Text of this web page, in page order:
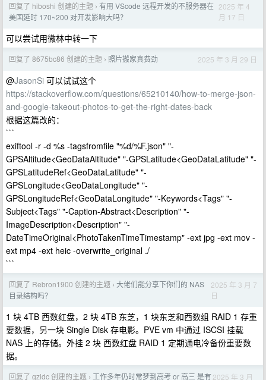
回复了 hiboshi 创建的主题 › 有用 VScode 远程开发的不服务器在
美国延时 170~200 对开发影响大吗？
2025 年 4
月 17 日
可以尝试用微林中转一下
回复了 8675bc86 创建的主题 › 照片搬家真费劲 2025 年 3 月 29 日
@JasonSi 可以试试这个
https://stackoverflow.com/questions/65210140/how-to-merge-json-
and-google-takeout-photos-to-get-the-right-dates-back
根据这篇改的：
```
exiftool -r -d %s -tagsfromfile "%d/%F.json" "-
GPSAltitude<GeoDataAltitude" "-GPSLatitude<GeoDataLatitude" "-
GPSLatitudeRef<GeoDataLatitude" "-
GPSLongitude<GeoDataLongitude" "-
GPSLongitudeRef<GeoDataLongitude" "-Keywords<Tags" "-
Subject<Tags" "-Caption-Abstract<Description" "-
ImageDescription<Description" "-
DateTimeOriginal<PhotoTakenTimeTimestamp" -ext jpg -ext mov -
ext mp4 -ext heic -overwrite_original ./
```
回复了 Rebron1900 创建的主题 › 大佬们能分享下你们的 NAS
目录结构吗？
2025 年 3 月 7
日
1 块 4TB 西数红盘，2 块 4TB 东芝，1 块东芝和西数组 RAID 1 存重
要数据，另一块 Single Disk 存电影。PVE vm 中通过 ISCSI 挂载
NAS 上的存储。外挂 2 块 西数红盘 RAID 1 定期通电冷备份重要数
据。
回复了 gzldc 创建的主题 › 工作多年仍时常梦到高考 or 高三 是有2025 年 3 月